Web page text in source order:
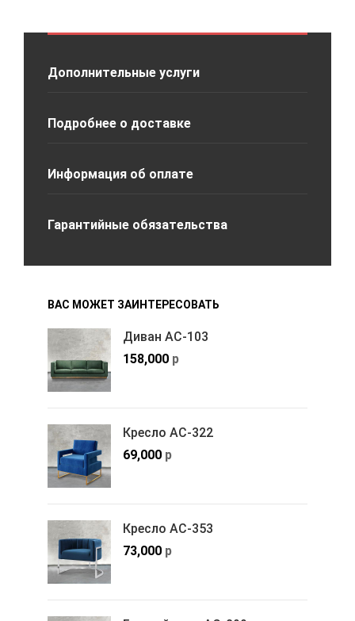
Дополнительные услуги
Подробнее о доставке
Информация об оплате
Гарантийные обязательства
ВАС МОЖЕТ ЗАИНТЕРЕСОВАТЬ
Диван АС-103
158,000 р
Кресло АС-322
69,000 р
Кресло АС-353
73,000 р